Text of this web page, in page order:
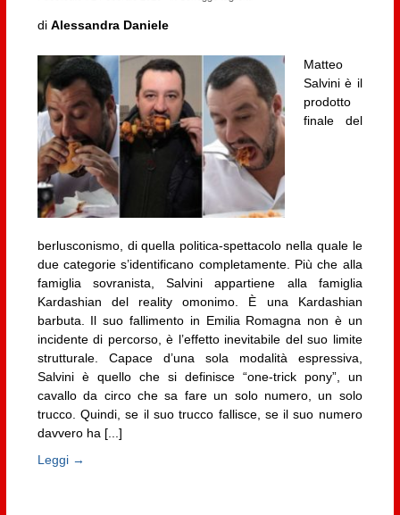
di Alessandra Daniele
Matteo
Salvini è il
prodotto
finale del
berlusconismo, di quella politica-spettacolo nella quale le
due categorie s’identificano completamente. Più che alla
famiglia sovranista, Salvini appartiene alla famiglia
Kardashian del reality omonimo. È una Kardashian
barbuta. Il suo fallimento in Emilia Romagna non è un
incidente di percorso, è l’effetto inevitabile del suo limite
strutturale. Capace d’una sola modalità espressiva,
Salvini è quello che si definisce “one-trick pony”, un
cavallo da circo che sa fare un solo numero, un solo
trucco. Quindi, se il suo trucco fallisce, se il suo numero
davvero ha [...]
Leggi →